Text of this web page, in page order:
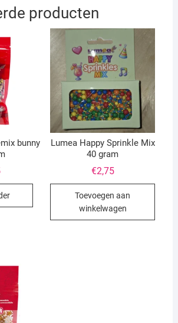
producten
bunny
Lumea Happy Sprinkle Mix
40 gram
€2,75
Toevoegen aan
winkelwagen